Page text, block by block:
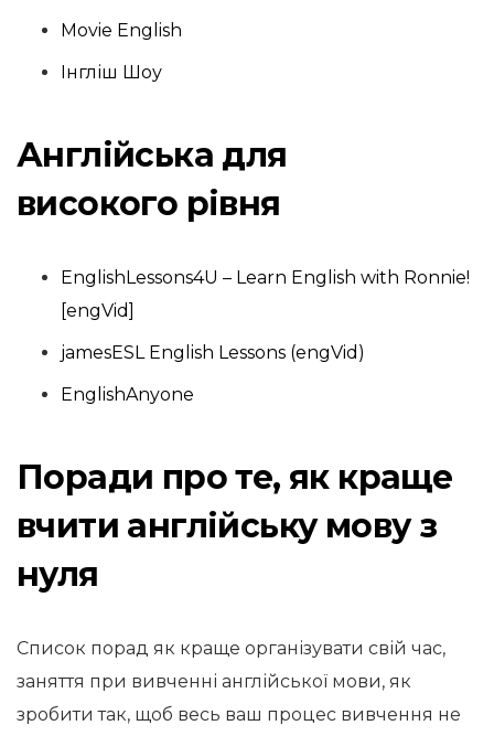
Movie English
Інгліш Шоу
Англійська для
високого рівня
EnglishLessons4U – Learn English with Ronnie!
[engVid]
jamesESL English Lessons (engVid)
EnglishAnyone
Поради про те, як краще
вчити англійську мову з
нуля
Список порад як краще організувати свій час,
заняття при вивченні англійської мови, як
зробити так, щоб весь ваш процес вивчення не